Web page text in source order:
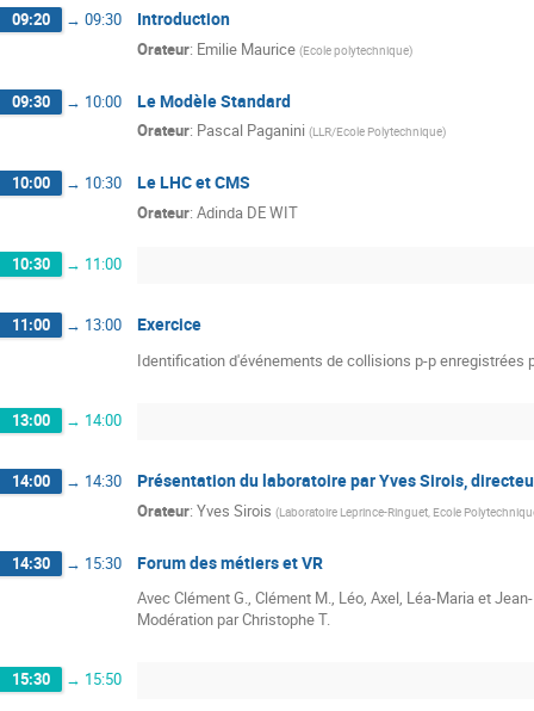
09:20 → 09:30 Introduction
Orateur: Emilie Maurice (Ecole polytechnique)
09:30 → 10:00 Le Modèle Standard
Orateur: Pascal Paganini (LLR/Ecole Polytechnique)
10:00 → 10:30 Le LHC et CMS
Orateur: Adinda DE WIT
10:30 → 11:00
11:00 → 13:00 Exercice
Identification d'événements de collisions p-p enregistrées
13:00 → 14:00
14:00 → 14:30 Présentation du laboratoire par Yves Sirois,
Orateur: Yves Sirois (Laboratoire Leprince-Ringuet, Ecole
14:30 → 15:30 Forum des métiers et VR
Avec Clément G., Clément M., Léo, Axel, Léa-Maria et
Modération par Christophe T.
15:30 → 15:50